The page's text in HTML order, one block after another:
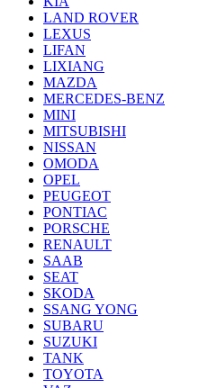
LAND ROVER
LEXUS
LIFAN
LIXIANG
MAZDA
MERCEDES-BENZ
MINI
MITSUBISHI
NISSAN
OMODA
OPEL
PEUGEOT
PONTIAC
PORSCHE
RENAULT
SAAB
SEAT
SKODA
SSANG YONG
SUBARU
SUZUKI
TANK
TOYOTA